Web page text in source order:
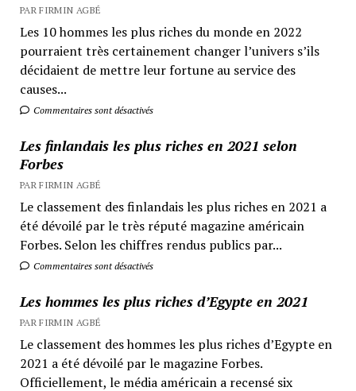
PAR FIRMIN AGBÉ
Les 10 hommes les plus riches du monde en 2022
pourraient très certainement changer l’univers s’ils
décidaient de mettre leur fortune au service des
causes...
Commentaires sont désactivés
Les finlandais les plus riches en 2021 selon
Forbes
PAR FIRMIN AGBÉ
Le classement des finlandais les plus riches en 2021 a
été dévoilé par le très réputé magazine américain
Forbes. Selon les chiffres rendus publics par...
Commentaires sont désactivés
Les hommes les plus riches d’Egypte en 2021
PAR FIRMIN AGBÉ
Le classement des hommes les plus riches d’Egypte en
2021 a été dévoilé par le magazine Forbes.
Officiellement, le média américain a recensé six